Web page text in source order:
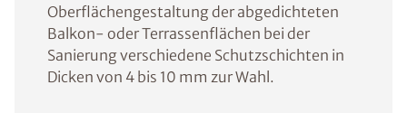
Oberflächengestaltung der abgedichteten
Balkon- oder Terrassenflächen bei der
Sanierung verschiedene Schutzschichten in
Dicken von 4 bis 10 mm zur Wahl.